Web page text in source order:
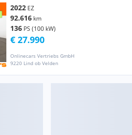
2022 EZ
92.616 km
136 PS (100 kW)
Onlinecars Vertriebs GmbH
9220 Lind ob Velden
€ 27.990